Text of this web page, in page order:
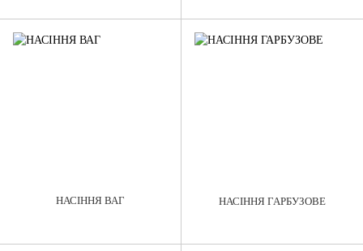
НАСІННЯ ВАГ НАСІННЯ ГАРБУЗОВЕ